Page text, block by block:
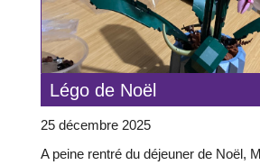
Légo de Noël
25 décembre 2025
A peine rentré du déjeuner de Noël,